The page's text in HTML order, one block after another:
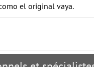
el original vaya.